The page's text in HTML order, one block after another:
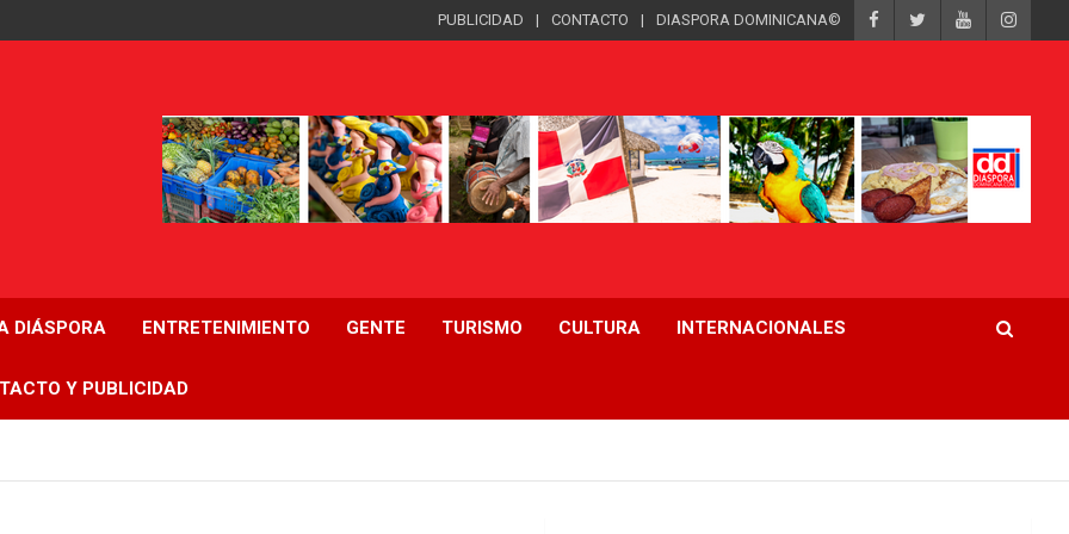
PUBLICIDAD CONTACTO DIASPORA DOMINICANA©
DIÁSPORA ENTRETENIMIENTO GENTE TURISMO CULTURA INTERNACIONALES
Y PUBLICIDAD